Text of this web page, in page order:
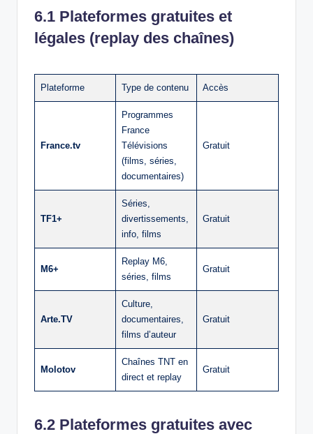
6.1 Plateformes gratuites et
légales (replay des chaînes)
Plateforme Type de contenu Accès
France.tv
Programmes
France
Télévisions
(films, séries,
documentaires)
Gratuit
TF1+
Séries,
divertissements,
info, films
Gratuit
M6+
Replay M6,
séries, films
Gratuit
Arte.TV
Culture,
documentaires,
films d’auteur
Gratuit
Molotov
Chaînes TNT en
direct et replay
Gratuit
6.2 Plateformes gratuites avec